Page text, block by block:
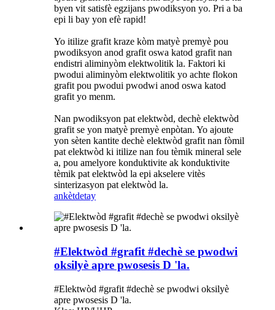
byen vit satisfè egzijans pwodiksyon yo. Pri a ba
epi li bay yon efè rapid!
Yo itilize grafit kraze kòm matyè premyè pou
pwodiksyon anod grafit oswa katod grafit nan
endistri aliminyòm elektwolitik la. Faktori ki
pwodui aliminyòm elektwolitik yo achte flokon
grafit pou pwodui pwodwi anod oswa katod
grafit yo menm.
Nan pwodiksyon pat elektwòd, dechè elektwòd
grafit se yon matyè premyè enpòtan. Yo ajoute
yon sèten kantite dechè elektwòd grafit nan fòmil
pat elektwòd ki itilize nan fou tèmik mineral sele
a, pou amelyore konduktivite ak konduktivite
tèmik pat elektwòd la epi akselere vitès
sinterizasyon pat elektwòd la.
ankètdetay
#Elektwòd #grafit #dechè se pwodwi
oksilyè apre pwosesis D 'la.
#Elektwòd #grafit #dechè se pwodwi oksilyè
apre pwosesis D 'la.